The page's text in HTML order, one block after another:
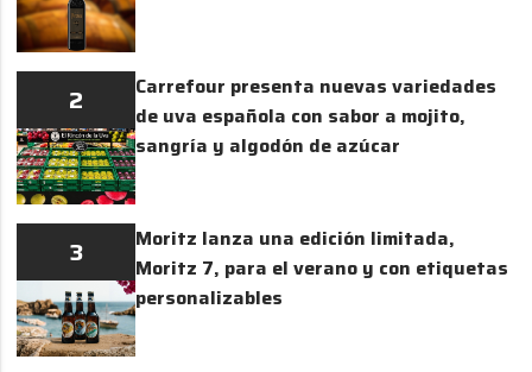
2
Carrefour presenta nuevas variedades
de uva española con sabor a mojito,
sangría y algodón de azúcar
3
Moritz lanza una edición limitada,
Moritz 7, para el verano y con etiquetas
personalizables